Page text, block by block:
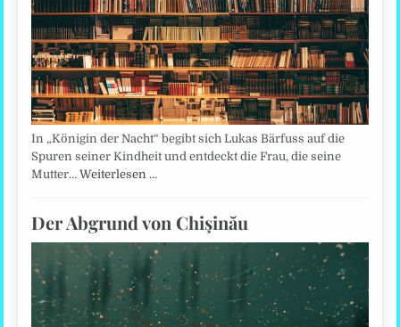
In „Königin der Nacht“ begibt sich Lukas Bärfuss auf die
Spuren seiner Kindheit und entdeckt die Frau, die seine
Mutter…Weiterlesen …
Der Abgrund von Chişinău